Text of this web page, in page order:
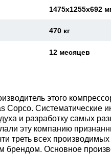
1475x1255x692
470 кг
12 месяцев
этого
Copco. Систематические
и разработку самых
эту компанию
треть всех
брендом. Основное